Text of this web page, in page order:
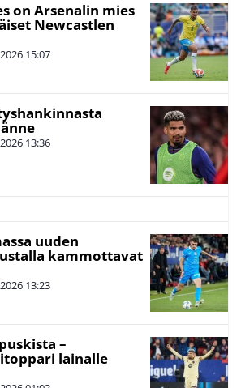
on Arsenalin mies
Newcastlen
15:07
13:36
uuden
kammottavat
13:23
–
lainalle